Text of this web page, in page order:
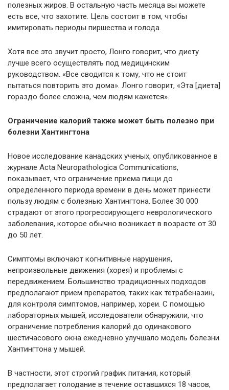
полезных жиров. В остальную часть месяца вы можете
есть все, что захотите. Цель состоит в том, чтобы
имитировать периоды пиршества и голода.
Хотя все это звучит просто, Лонго говорит, что диету
лучше всего осуществлять под медицинским
руководством. «Все сводится к тому, что не стоит
пытаться повторить это дома». Лонго говорит, «Эта [диета]
гораздо более сложна, чем людям кажется».
Ограничение калорий также может быть полезно при
болезни Хантингтона
Новое исследование канадских ученых, опубликованное в
журнале Acta Neuropathologica Communications,
показывает, что ограничение приема пищи до
определенного периода времени в день может принести
пользу людям с болезнью Хантингтона. Более 30 000
страдают от этого прогрессирующего неврологического
заболевания, которое обычно возникает в возрасте от 30
до 50 лет.
Симптомы включают когнитивные нарушения,
непроизвольные движения (хорея) и проблемы с
передвижением. Большинство традиционных подходов
предполагают прием препаратов, таких как тетрабеназин,
для контроля симптомов, например, хореи. С помощью
лабораторных мышей, исследователи обнаружили, что
ограничение потребления калорий до одинакового
шестичасового окна ежедневно улучшало модель болезни
Хантингтона у мышей.
В частности, этот строгий график питания, который
предполагает голодание в течение оставшихся 18 часов,